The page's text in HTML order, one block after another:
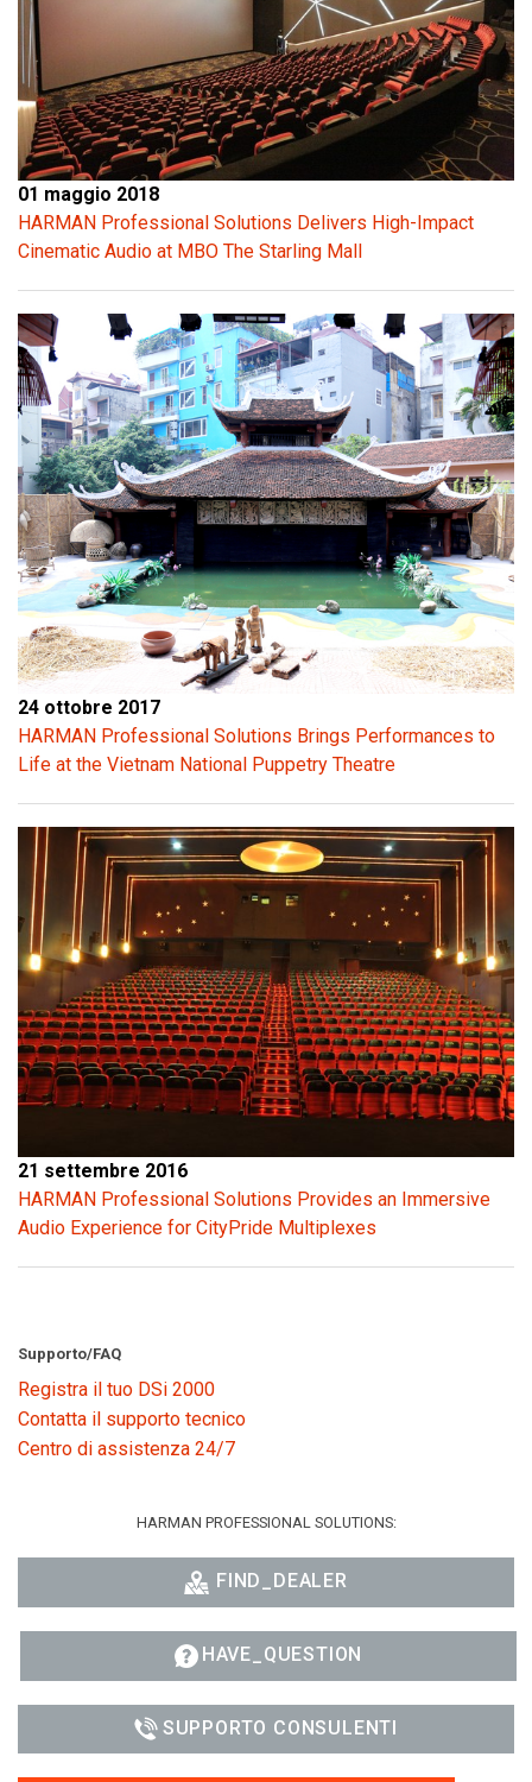
01 maggio 2018
HARMAN Professional Solutions Delivers High-Impact
Cinematic Audio at MBO The Starling Mall
24 ottobre 2017
HARMAN Professional Solutions Brings Performances to
Life at the Vietnam National Puppetry Theatre
21 settembre 2016
HARMAN Professional Solutions Provides an Immersive
Audio Experience for CityPride Multiplexes
Supporto/FAQ
Registra il tuo DSi 2000
Contatta il supporto tecnico
Centro di assistenza 24/7
HARMAN PROFESSIONAL SOLUTIONS:
FIND_DEALER
HAVE_QUESTION
SUPPORTO CONSULENTI